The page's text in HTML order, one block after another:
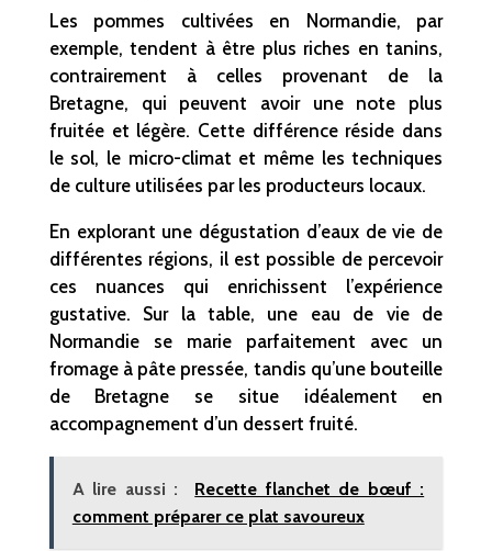
Les pommes cultivées en Normandie, par
exemple, tendent à être plus riches en tanins,
contrairement à celles provenant de la
Bretagne, qui peuvent avoir une note plus
fruitée et légère. Cette différence réside dans
le sol, le micro-climat et même les techniques
de culture utilisées par les producteurs locaux.
En explorant une dégustation d’eaux de vie de
différentes régions, il est possible de percevoir
ces nuances qui enrichissent l’expérience
gustative. Sur la table, une eau de vie de
Normandie se marie parfaitement avec un
fromage à pâte pressée, tandis qu’une bouteille
de Bretagne se situe idéalement en
accompagnement d’un dessert fruité.
A lire aussi :
Recette flanchet de bœuf :
comment préparer ce plat savoureux